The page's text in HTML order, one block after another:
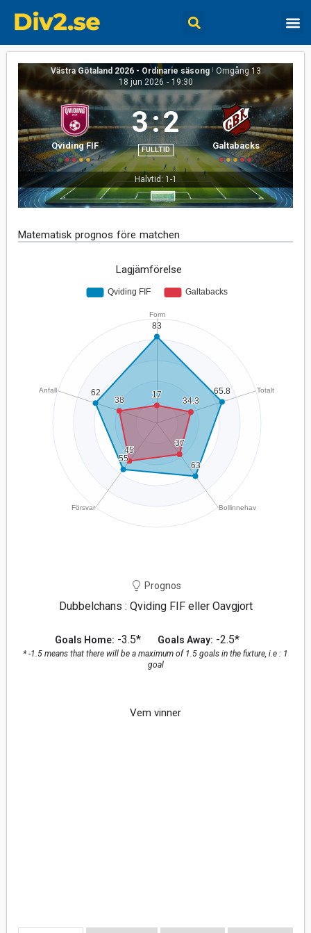
Västra Götaland 2026 - Ordinarie säsong | Omgång 13
18 jun 2026 - 19:30
Qviding FIF
3:2
FULLTID Galtabacks
Halvtid: 1-1
Matematisk prognos före matchen
Lagjämförelse
Prognos
Dubbelchans : Qviding FIF eller Oavgjort
Goals Home: -3.5* Goals Away: -2.5*
* -1.5 means that there will be a maximum of 1.5 goals in the fixture, i.e : 1
goal
Vem vinner